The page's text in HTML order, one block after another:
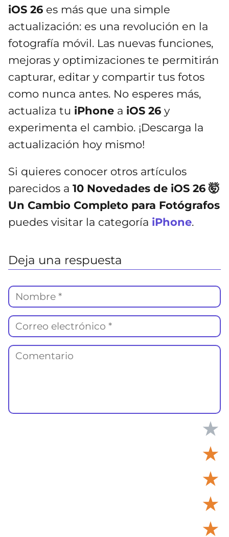
iOS 26 es más que una simple
actualización: es una revolución en la
fotografía móvil. Las nuevas funciones,
mejoras y optimizaciones te permitirán
capturar, editar y compartir tus fotos
como nunca antes. No esperes más,
actualiza tu iPhone a iOS 26 y
experimenta el cambio. ¡Descarga la
actualización hoy mismo!
Si quieres conocer otros artículos
parecidos a 10 Novedades de iOS 26 🤯
Un Cambio Completo para Fotógrafos
puedes visitar la categoría iPhone.
Deja una respuesta
★
★
★
★
★